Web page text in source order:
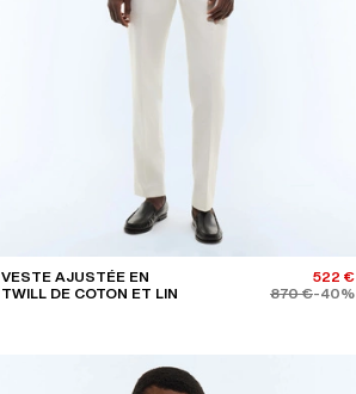
VESTE AJUSTÉE EN
TWILL DE COTON ET LIN
522 €
870 €-40%